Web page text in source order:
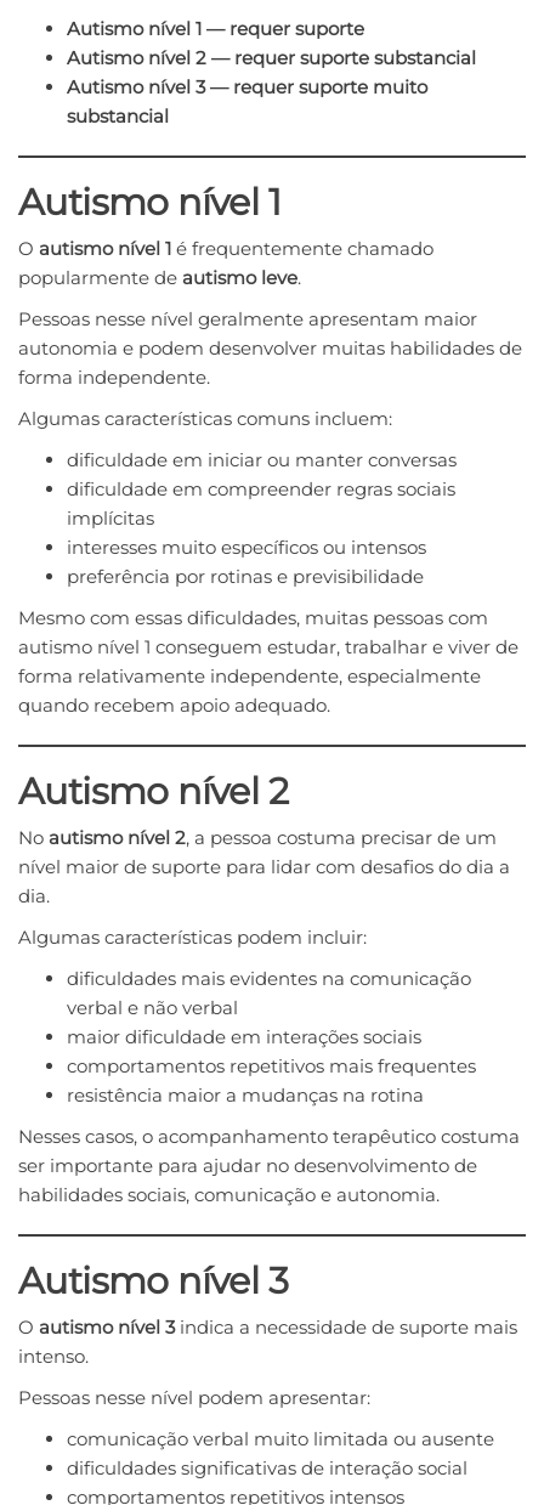
Autismo nível 1 — requer suporte
Autismo nível 2 — requer suporte substancial
Autismo nível 3 — requer suporte muito
substancial
Autismo nível 1
O autismo nível 1 é frequentemente chamado
popularmente de autismo leve.
Pessoas nesse nível geralmente apresentam maior
autonomia e podem desenvolver muitas habilidades de
forma independente.
Algumas características comuns incluem:
dificuldade em iniciar ou manter conversas
dificuldade em compreender regras sociais
implícitas
interesses muito específicos ou intensos
preferência por rotinas e previsibilidade
Mesmo com essas dificuldades, muitas pessoas com
autismo nível 1 conseguem estudar, trabalhar e viver de
forma relativamente independente, especialmente
quando recebem apoio adequado.
Autismo nível 2
No autismo nível 2, a pessoa costuma precisar de um
nível maior de suporte para lidar com desafios do dia a
dia.
Algumas características podem incluir:
dificuldades mais evidentes na comunicação
verbal e não verbal
maior dificuldade em interações sociais
comportamentos repetitivos mais frequentes
resistência maior a mudanças na rotina
Nesses casos, o acompanhamento terapêutico costuma
ser importante para ajudar no desenvolvimento de
habilidades sociais, comunicação e autonomia.
Autismo nível 3
O autismo nível 3indica a necessidade de suporte mais
intenso.
Pessoas nesse nível podem apresentar:
comunicação verbal muito limitada ou ausente
dificuldades significativas de interação social
comportamentos repetitivos intensos